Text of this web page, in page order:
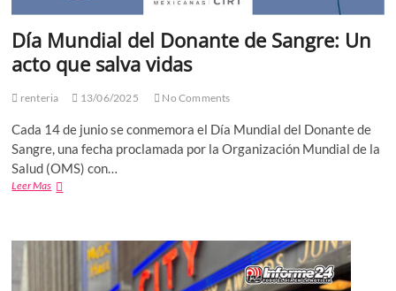
Día Mundial del Donante de Sangre: Un
acto que salva vidas
renteria 13/06/2025 No Comments
Cada 14 de junio se conmemora el Día Mundial del Donante de
Sangre, una fecha proclamada por la Organización Mundial de la
Salud (OMS) con…
Leer MasDía